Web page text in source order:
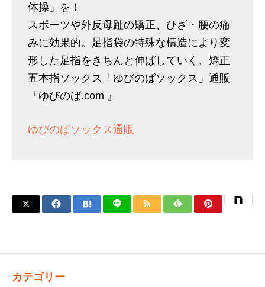
体操」を！
スポーツや外反母趾の矯正、ひざ・腰の痛
みに効果的。足指袋の特殊な構造により変
形した足指をきちんと伸ばしていく、矯正
五本指ソックス「ゆびのばソックス」通販
『ゆびのば.com 』
ゆびのばソックス通販
カテゴリー